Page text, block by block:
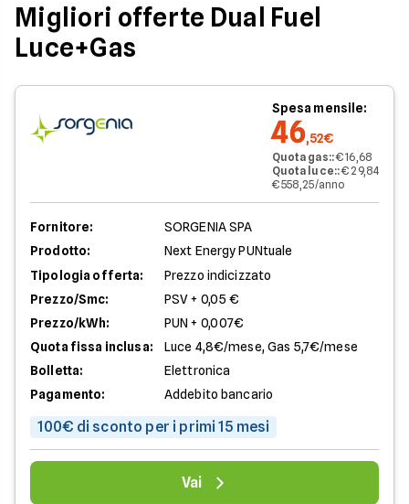
Migliori offerte Dual Fuel
Luce+Gas
Spesa mensile:
46,52€
Quota gas::€ 16,68
Quota luce::€ 29,84
€ 558,25/anno
Fornitore:
SORGENIA SPA
Prodotto:
Next Energy PUNtuale
Tipologia offerta:
Prezzo indicizzato
Prezzo/Smc:
PSV + 0,05 €
Prezzo/kWh:
PUN + 0,007€
Quota fissa inclusa:
Luce 4,8€/mese, Gas 5,7€/mese
Bolletta:
Elettronica
Pagamento:
Addebito bancario
100€ di sconto per i primi 15 mesi
Vai